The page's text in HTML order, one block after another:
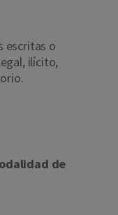
escritas o
ilícito,
de